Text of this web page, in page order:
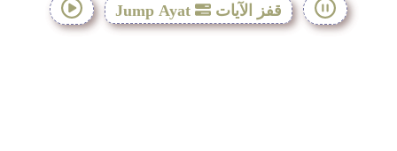
Jump Ayat قفز الآيات